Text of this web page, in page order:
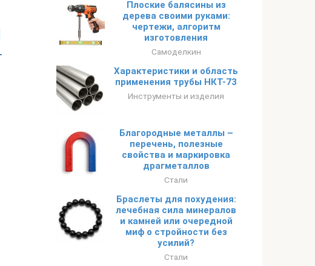
Плоские балясины из
дерева своими руками:
чертежи, алгоритм
изготовления
Самоделкин
Характеристики и область
применения трубы НКТ-73
Инструменты и изделия
Благородные металлы –
перечень, полезные
свойства и маркировка
драгметаллов
Стали
Браслеты для похудения:
лечебная сила минералов
и камней или очередной
миф о стройности без
усилий?
Стали